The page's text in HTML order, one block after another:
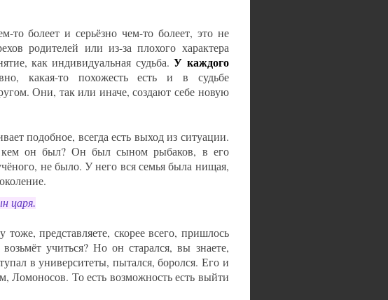
то болеет и серьёзно чем-то болеет, это не
родителей или из-за плохого характера
как индивидуальная судьба.У каждого
какая-то похожесть есть и в судьбе
Они, так или иначе, создают себе новую
подобное, всегда есть выход из ситуации.
кем он был? Он был сыном рыбаков, в его
не было. У него вся семья была нищая,
царя.
представляете, скорее всего, пришлось
учиться? Но он старался, вы знаете,
в университеты, пытался, боролся. Его и
Ломоносов. То есть возможность есть выйти